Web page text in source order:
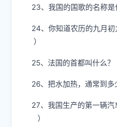
23、我国的国歌的名
24、你知道农历的九月
）
25、法国的首都叫什么
26、把水加热，通常到
27、我国生产的第一辆
）